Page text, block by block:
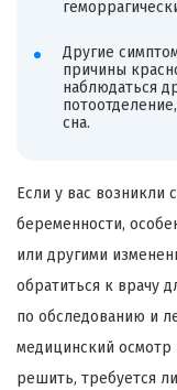
Другие
причины
наблюдаться
сна.
Если у вас возникли
беременности,
или другими
обратиться к врачу
по обследованию и
медицинский осмотр
решить, требуется